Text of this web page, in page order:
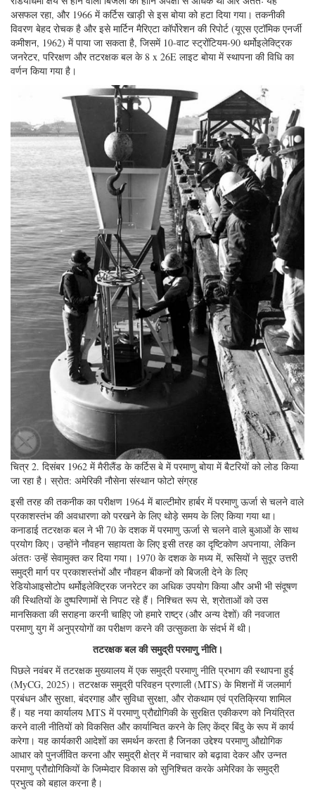
असफल रहा, और 1966 में कर्टिस खाड़ी से इस बोया को हटा दिया गया। तकनीकी
विवरण बेहद रोचक है और इसे मार्टिन मैरिएटा कॉर्पोरेशन की रिपोर्ट (यूएस एटॉमिक एनर्जी
कमीशन, 1962) में पाया जा सकता है, जिसमें 10-वाट स्ट्रोंटियम-90 थर्मोइलेक्ट्रिक
जनरेटर, परिरक्षण और तटरक्षक बल के 8 x 26E लाइट बोया में स्थापना की विधि का
वर्णन किया गया है।
चित्र 2. दिसंबर 1962 में मैरीलैंड के कर्टिस बे में परमाणु बोया में बैटरियों को लोड किया
जा रहा है। स्रोत: अमेरिकी नौसेना संस्थान फोटो संग्रह
इसी तरह की तकनीक का परीक्षण 1964 में बाल्टीमोर हार्बर में परमाणु ऊर्जा से चलने वाले
प्रकाशस्तंभ की अवधारणा को परखने के लिए थोड़े समय के लिए किया गया था।
कनाडाई तटरक्षक बल ने भी 70 के दशक में परमाणु ऊर्जा से चलने वाले बुआओं के साथ
प्रयोग किए। उन्होंने नौवहन सहायता के लिए इसी तरह का दृष्टिकोण अपनाया, लेकिन
अंततः उन्हें सेवामुक्त कर दिया गया। 1970 के दशक के मध्य में, रूसियों ने सुदूर उत्तरी
समुद्री मार्ग पर प्रकाशस्तंभों और नौवहन बीकनों को बिजली देने के लिए
रेडियोआइसोटोप थर्मोइलेक्ट्रिक जनरेटर का अधिक उपयोग किया और अभी भी संदूषण
की स्थितियों के दुष्परिणामों से निपट रहे हैं। निश्चित रूप से, श्रोताओं को उस
मानसिकता की सराहना करनी चाहिए जो हमारे राष्ट्र (और अन्य देशों) की नवजात
परमाणु युग में अनुप्रयोगों का परीक्षण करने की उत्सुकता के संदर्भ में थी।
तटरक्षक बल की समुद्री परमाणु नीति।
पिछले नवंबर में तटरक्षक मुख्यालय में एक समुद्री परमाणु नीति प्रभाग की स्थापना हुई
(MyCG, 2025)। तटरक्षक समुद्री परिवहन प्रणाली (MTS) के मिशनों में जलमार्ग
प्रबंधन और सुरक्षा, बंदरगाह और सुविधा सुरक्षा, और रोकथाम एवं प्रतिक्रिया शामिल
हैं। यह नया कार्यालय MTS में परमाणु प्रौद्योगिकी के सुरक्षित एकीकरण को नियंत्रित
करने वाली नीतियों को विकसित और कार्यान्वित करने के लिए केंद्र बिंदु के रूप में कार्य
करेगा। यह कार्यकारी आदेशों का समर्थन करता है जिनका उद्देश्य परमाणु औद्योगिक
आधार को पुनर्जीवित करना और समुद्री क्षेत्र में नवाचार को बढ़ावा देकर और उन्नत
परमाणु प्रौद्योगिकियों के जिम्मेदार विकास को सुनिश्चित करके अमेरिका के समुद्री
प्रभुत्व को बहाल करना है।